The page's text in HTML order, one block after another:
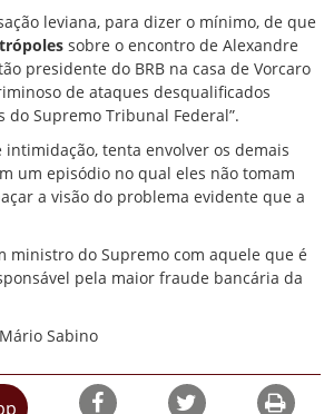
leviana, para dizer o mínimo, de que
sobre o encontro de Alexandre
presidente do BRB na casa de Vorcaro
de ataques desqualificados
Supremo Tribunal Federal”.
intimidação, tenta envolver os demais
um episódio no qual eles não tomam
a visão do problema evidente que a
ministro do Supremo com aquele que é
pela maior fraude bancária da
Sabino